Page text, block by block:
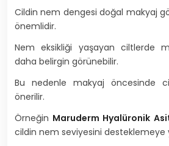
Cildin nem dengesi doğal makyaj
önemlidir.
Nem eksikliği yaşayan ciltlerde
daha belirgin görünebilir.
Bu nedenle makyaj öncesinde
önerilir.
Örneğin Maruderm Hyalüronik
cildin nem seviyesini desteklemeye